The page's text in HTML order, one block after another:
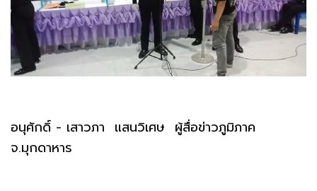
อนุศักดิ์ - เสาวภา แสนวิเศษ ผู้สื่อข่าวภูมิภาค
จ.มุกดาหาร